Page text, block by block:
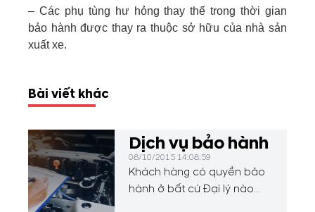
– Các phụ tùng hư hỏng thay thế trong thời gian
bảo hành được thay ra thuộc sở hữu của nhà sản
xuất xe.
Bài viết khác
Dịch vụ bảo hành
08/10/2015 14:08:59
Khách hàng có quyền bảo
hành ở bất cứ Đại lý nào